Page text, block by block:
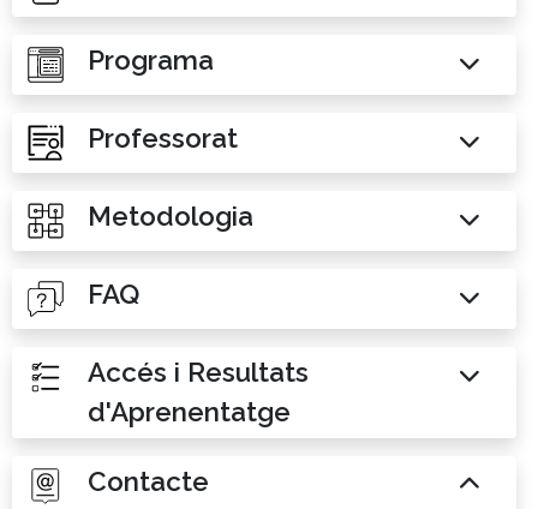
Programa
Professorat
Metodologia
FAQ
Accés i Resultats
d'Aprenentatge
Contacte